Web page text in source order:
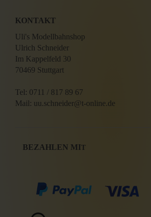
KONTAKT
Uli's Modellbahnshop
Ulrich Schneider
Im Kappelfeld 30
70469 Stuttgart
Tel: 0711 / 817 89 67
Mail: uu.schneider@t-online.de
BEZAHLEN MIT